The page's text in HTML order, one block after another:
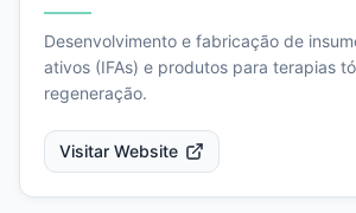
Desenvolvimento e fabricação de
ativos (IFAs) e produtos para terapias
regeneração.
Visitar Website